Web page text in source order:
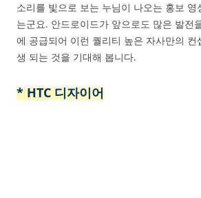
소리를 빛으로 보는 누님이 나오는 홍보 영
는군요. 안드로이드가 앞으로도 많은 발전
에 공급되어 이런 퀄리티 높은 자사만의
생 되는 것을 기대해 봅니다.
* HTC 디자이어